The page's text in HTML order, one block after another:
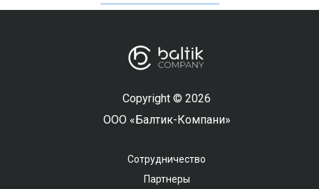
Copyright © 2026
ООО «Балтик-Компани»
Сотрудничество
Партнеры